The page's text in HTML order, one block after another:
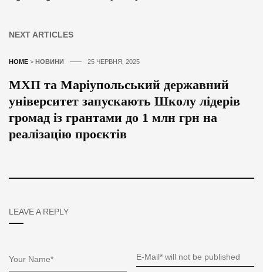
NEXT ARTICLES
HOME > НОВИНИ 25 ЧЕРВНЯ, 2025
МХП та Маріупольський державний
університет запускають Школу лідерів
громад із грантами до 1 млн грн на
реалізацію проєктів
LEAVE A REPLY